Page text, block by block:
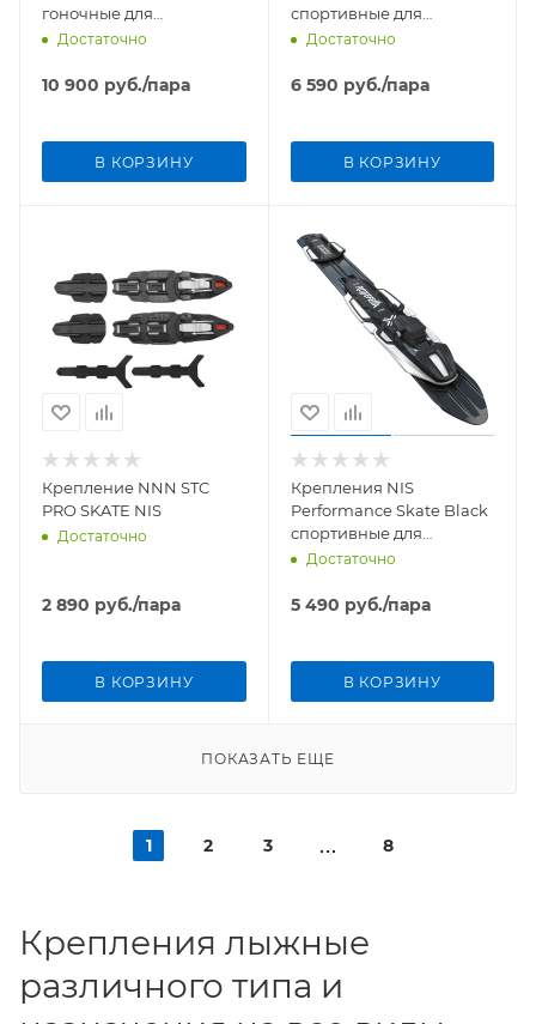
гоночные для
конькового хода
Достаточно
10 900 руб./пара
В КОРЗИНУ
спортивные для
конькового хода, инд.
Достаточно
6 590 руб./пара
В КОРЗИНУ
Крепление NNN STC
PRO SKATE NIS
Достаточно
2 890 руб./пара
В КОРЗИНУ
Крепления NIS
Performance Skate Black
спортивные для
конькового хода
Достаточно
5 490 руб./пара
В КОРЗИНУ
ПОКАЗАТЬ ЕЩЕ
1 2 3 8
Крепления лыжные
различного типа и